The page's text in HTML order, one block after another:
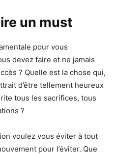
un must
pour vous
devez faire et ne jamais
? Quelle est la chose qui,
d’être tellement heureux
tous les sacrifices, tous
?
voulez vous éviter à tout
pour l’éviter. Que